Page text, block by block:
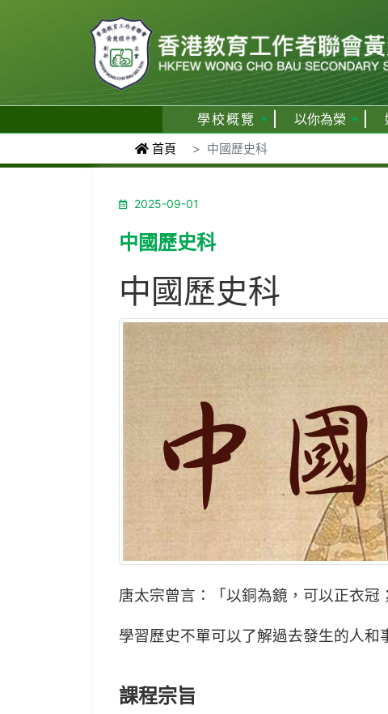
學校概覽 以你為榮
首頁 中國歷史科
2025-09-01
中國歷史科
中國歷史科
唐太宗曾言：「以銅為鏡，可以正衣冠
學習歷史不單可以了解過去發生的人和
課程宗旨